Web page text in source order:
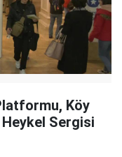
Köy
Heykel Sergisi